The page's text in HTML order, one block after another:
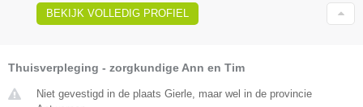
BEKIJK VOLLEDIG PROFIEL
Thuisverpleging - zorgkundige Ann en Tim
Niet gevestigd in de plaats Gierle, maar wel in de provincie